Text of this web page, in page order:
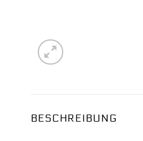
BESCHREIBUNG